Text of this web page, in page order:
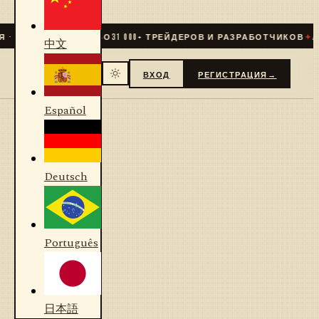
СООБЩЕСТВО 31 000 + ТРЕЙДЕРОВ И РАЗРАБОТЧИКОВ✦
中文
Español
Deutsch
Português
日本語
ВХОД РЕГИСТРАЦИЯ →